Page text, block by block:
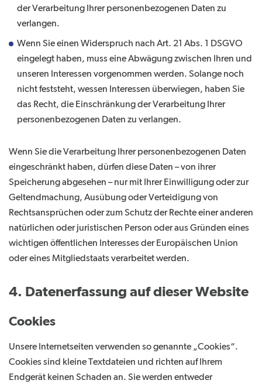
der Verarbeitung Ihrer personenbezogenen Daten zu
verlangen.
Wenn Sie einen Widerspruch nach Art. 21 Abs. 1 DSGVO
eingelegt haben, muss eine Abwägung zwischen Ihren und
unseren Interessen vorgenommen werden. Solange noch
nicht feststeht, wessen Interessen überwiegen, haben Sie
das Recht, die Einschränkung der Verarbeitung Ihrer
personenbezogenen Daten zu verlangen.
Wenn Sie die Verarbeitung Ihrer personenbezogenen Daten
eingeschränkt haben, dürfen diese Daten – von ihrer
Speicherung abgesehen – nur mit Ihrer Einwilligung oder zur
Geltendmachung, Ausübung oder Verteidigung von
Rechtsansprüchen oder zum Schutz der Rechte einer anderen
natürlichen oder juristischen Person oder aus Gründen eines
wichtigen öffentlichen Interesses der Europäischen Union
oder eines Mitgliedstaats verarbeitet werden.
4. Datenerfassung auf dieser Website
Cookies
Unsere Internetseiten verwenden so genannte „Cookies“.
Cookies sind kleine Textdateien und richten auf Ihrem
Endgerät keinen Schaden an. Sie werden entweder